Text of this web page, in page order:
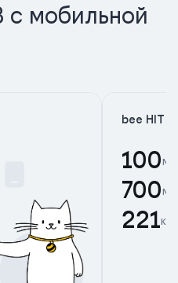
мобильной
bee HIT
100
700
221